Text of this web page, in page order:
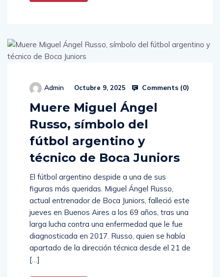
Admin Octubre 9, 2025 Comments (0)
Muere Miguel Ángel
Russo, símbolo del
fútbol argentino y
técnico de Boca Juniors
El fútbol argentino despide a una de sus
figuras más queridas. Miguel Ángel Russo,
actual entrenador de Boca Juniors, falleció este
jueves en Buenos Aires a los 69 años, tras una
larga lucha contra una enfermedad que le fue
diagnosticada en 2017. Russo, quien se había
apartado de la dirección técnica desde el 21 de
[…]